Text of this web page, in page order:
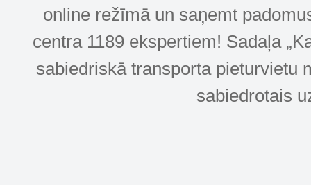
online režīmā un saņemt
centra 1189 ekspertiem! Sadaļa
sabiedriskā transporta pieturvietu
sabiedrotais